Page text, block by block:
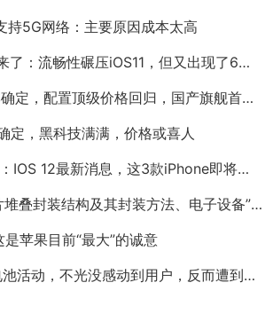
持5G网络：主要原因成本太高
：流畅性碾压iOS11，但又出现了6个新BUG
，配置顶级价格回归，国产旗舰首当其冲？别逗
定，黑科技满满，价格或喜人
IOS 12最新消息，这3款iPhone即将淘汰
堆叠封装结构及其封装方法、电子设备”专利
是苹果目前“最大”的诚意
动，不光没感动到用户，反而遭到用户吐槽！